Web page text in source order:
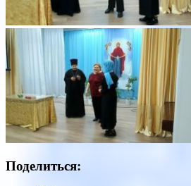
Поделиться: